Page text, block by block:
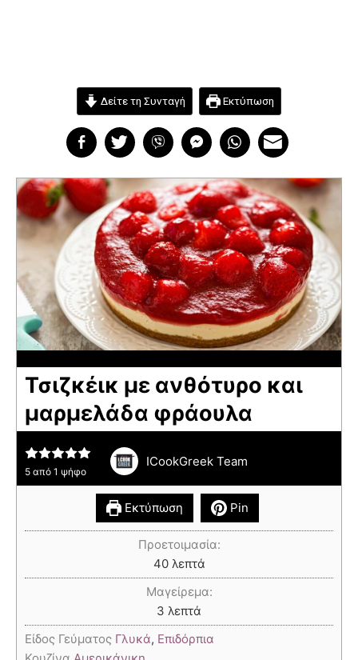
Δείτε τη Συνταγή Εκτύπωση
Τσιζκέικ με ανθότυρο και
μαρμελάδα φράουλα
5 από 1 ψήφο
ICookGreek Team
Εκτύπωση Pin
Προετοιμασία:
40 λεπτά
Μαγείρεμα:
3 λεπτά
Είδος Γεύματος Γλυκά, Επιδόρπια